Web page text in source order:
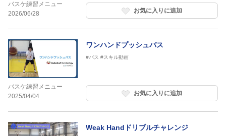
バスケ練習メニュー
2026/06/28
お気に入りに追加
バスケ練習メニュー
2025/04/04
ワンハンドプッシュパス
#パス #スキル動画
お気に入りに追加
Weak Handドリブルチャレンジ